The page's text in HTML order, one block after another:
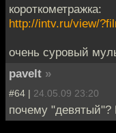
короткометражка:
http://intv.ru/view/
очень суровый
pavelt »
#64 | 24.05.09 23:20
почему "девятый"?